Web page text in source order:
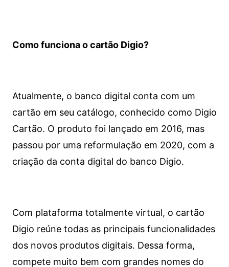
Como funciona o cartão Digio?
Atualmente, o banco digital conta com um
cartão em seu catálogo, conhecido como Digio
Cartão. O produto foi lançado em 2016, mas
passou por uma reformulação em 2020, com a
criação da conta digital do banco Digio.
Com plataforma totalmente virtual, o cartão
Digio reúne todas as principais funcionalidades
dos novos produtos digitais. Dessa forma,
compete muito bem com grandes nomes do